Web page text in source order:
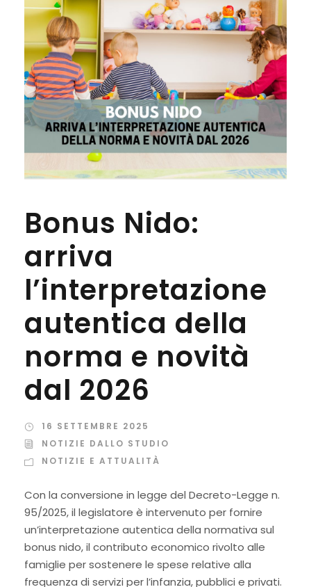
Bonus Nido:
arriva
l’interpretazione
autentica della
norma e novità
dal 2026
16 SETTEMBRE 2025
NOTIZIE DALLO STUDIO
NOTIZIE E ATTUALITÀ
Con la conversione in legge del Decreto-Legge n.
95/2025, il legislatore è intervenuto per fornire
un’interpretazione autentica della normativa sul
bonus nido, il contributo economico rivolto alle
famiglie per sostenere le spese relative alla
frequenza di servizi per l’infanzia, pubblici e privati.